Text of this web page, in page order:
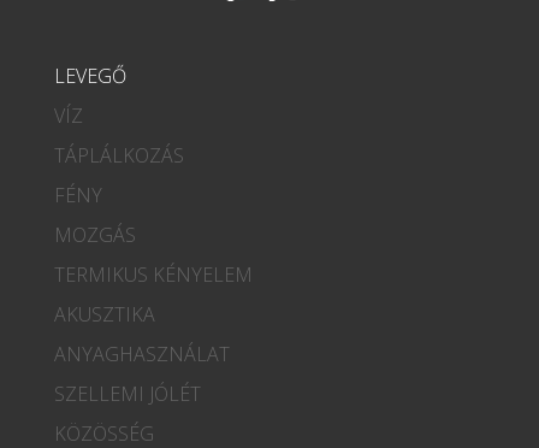
LEVEGŐ
VÍZ
TÁPLÁLKOZÁS
FÉNY
MOZGÁS
TERMIKUS KÉNYELEM
AKUSZTIKA
ANYAGHASZNÁLAT
SZELLEMI JÓLÉT
KÖZÖSSÉG